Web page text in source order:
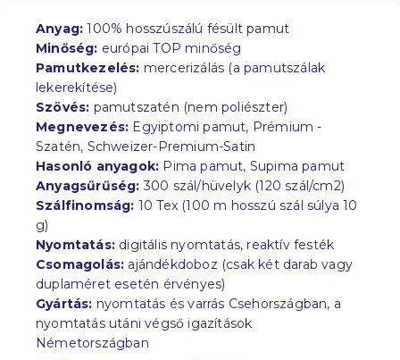
Anyag: 100% hosszúszálú fésült pamut
Minőség: európai TOP minőség
Pamutkezelés: mercerizálás (a pamutszálak
lekerekítése)
Szövés: pamutszatén (nem poliészter)
Megnevezés: Egyiptomi pamut, Prémium -
Szatén, Schweizer-Premium-Satin
Hasonló anyagok: Pima pamut, Supima pamut
Anyagsűrűség: 300 szál/hüvelyk (120 szál/cm2)
Szálfinomság: 10 Tex (100 m hosszú szál súlya 10
g)
Nyomtatás: digitális nyomtatás, reaktív festék
Csomagolás: ajándékdoboz (csak két darab vagy
duplaméret esetén érvényes)
Gyártás: nyomtatás és varrás Csehországban, a
nyomtatás utáni végső igazítások
Németországban